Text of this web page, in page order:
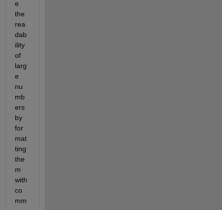
e
the
rea
dab
ility
of
larg
e
nu
mb
ers
by
for
mat
ting
the
m
with
co
mm